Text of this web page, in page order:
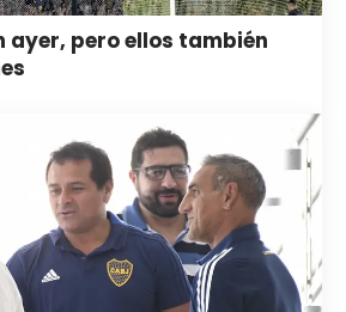
ayer, pero ellos también